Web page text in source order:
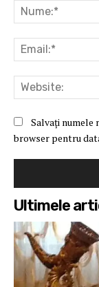
Salvați numele
browser pentru
Ultimele